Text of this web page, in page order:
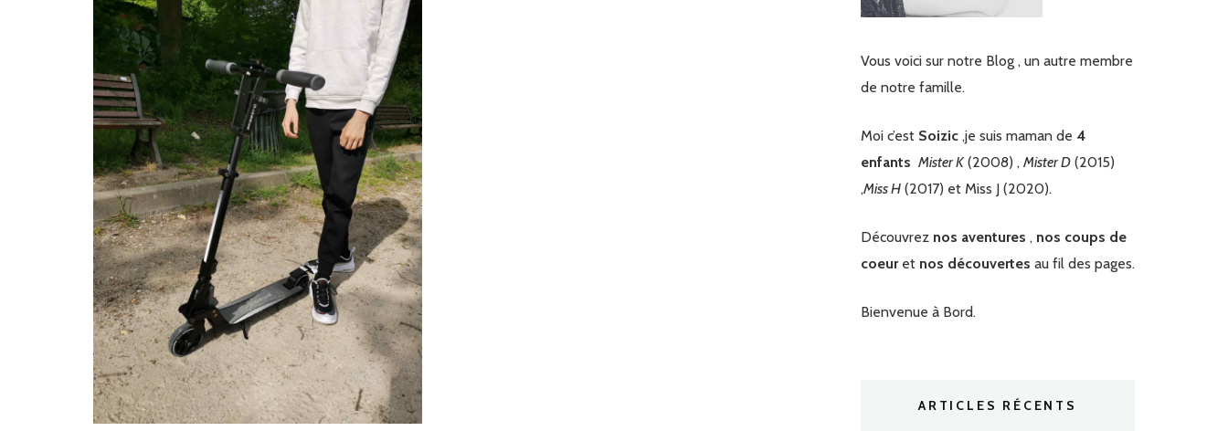
Vous voici sur notre Blog , un autre membre
de notre famille.
Moi c’est Soizic ,je suis maman de 4
enfants Mister K(2008) , Mister D (2015)
,Miss H (2017) et Miss J (2020).
Découvrez nos aventures , nos coups de
coeuret nos découvertes au fil des pages.
Bienvenue à Bord.
ARTICLES RÉCENTS